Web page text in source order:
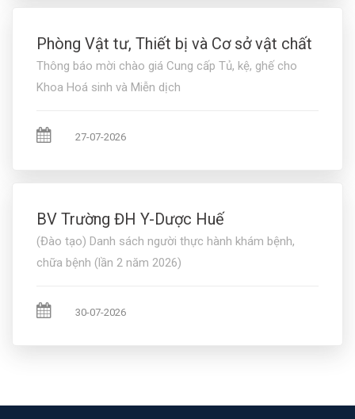
Phòng Vật tư, Thiết bị và Cơ sở vật chất
Thông báo mời chào giá Cung cấp Tủ, kệ, ghế cho
Khoa Hoá sinh và Miễn dịch
27-07-2026
BV Trường ĐH Y-Dược Huế
(Đào tạo) Danh sách người thực hành khám bệnh,
chữa bệnh (lần 2 năm 2026)
30-07-2026